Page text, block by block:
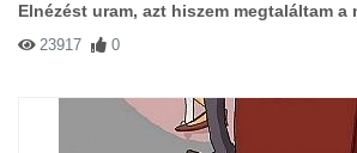
Elnézést uram, azt hiszem megtaláltam a
23917 0